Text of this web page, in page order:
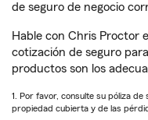
de seguro de negocio
Hable con Chris Proctor
cotización de seguro
productos son los
1. Por favor, consulte su póliza
propiedad cubierta y de las